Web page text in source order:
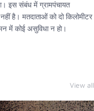
इस संबंध में ग्रामपंचायत
है। मतदाताओं को दो किलोमीटर
में कोई असुविधा न हो।
View all